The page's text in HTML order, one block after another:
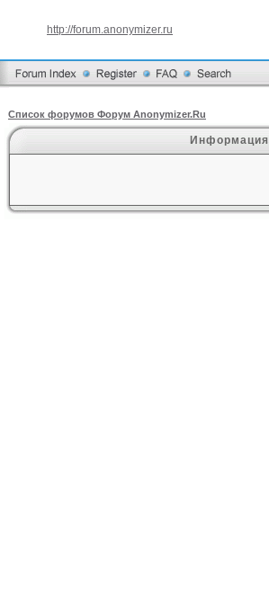
http://forum.anonymizer.ru
Список форумов Форум Anonymizer.Ru
Информация